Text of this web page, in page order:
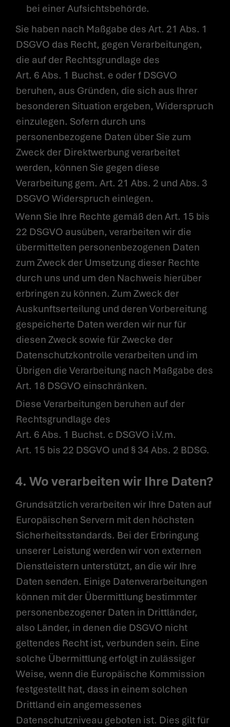
bei einer Aufsichtsbehörde.
Sie haben nach Maßgabe des Art. 21 Abs. 1
DSGVO das Recht, gegen Verarbeitungen,
die auf der Rechtsgrundlage des
Art. 6 Abs. 1 Buchst. e oder f DSGVO
beruhen, aus Gründen, die sich aus Ihrer
besonderen Situation ergeben, Widerspruch
einzulegen. Sofern durch uns
personenbezogene Daten über Sie zum
Zweck der Direktwerbung verarbeitet
werden, können Sie gegen diese
Verarbeitung gem. Art. 21 Abs. 2 und Abs. 3
DSGVO Widerspruch einlegen.
Wenn Sie Ihre Rechte gemäß den Art. 15 bis
22 DSGVO ausüben, verarbeiten wir die
übermittelten personenbezogenen Daten
zum Zweck der Umsetzung dieser Rechte
durch uns und um den Nachweis hierüber
erbringen zu können. Zum Zweck der
Auskunftserteilung und deren Vorbereitung
gespeicherte Daten werden wir nur für
diesen Zweck sowie für Zwecke der
Datenschutzkontrolle verarbeiten und im
Übrigen die Verarbeitung nach Maßgabe des
Art. 18 DSGVO einschränken.
Diese Verarbeitungen beruhen auf der
Rechtsgrundlage des
Art. 6 Abs. 1 Buchst. c DSGVO i.V.m.
Art. 15 bis 22 DSGVO und § 34 Abs. 2 BDSG.
4. Wo verarbeiten wir Ihre Daten?
Grundsätzlich verarbeiten wir Ihre Daten auf
Europäischen Servern mit den höchsten
Sicherheitsstandards. Bei der Erbringung
unserer Leistung werden wir von externen
Dienstleistern unterstützt, an die wir Ihre
Daten senden. Einige Datenverarbeitungen
können mit der Übermittlung bestimmter
personenbezogener Daten in Drittländer,
also Länder, in denen die DSGVO nicht
geltendes Recht ist, verbunden sein. Eine
solche Übermittlung erfolgt in zulässiger
Weise, wenn die Europäische Kommission
festgestellt hat, dass in einem solchen
Drittland ein angemessenes
Datenschutzniveau geboten ist. Dies gilt für
UNSERE EXPERTISE
FÜR IHREN ERFOLG
- KONTAKTIEREN SIE UNS